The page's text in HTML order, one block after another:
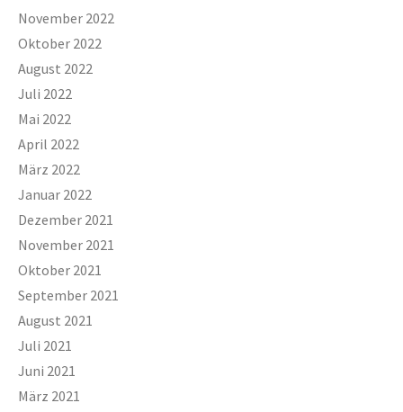
November 2022
Oktober 2022
August 2022
Juli 2022
Mai 2022
April 2022
März 2022
Januar 2022
Dezember 2021
November 2021
Oktober 2021
September 2021
August 2021
Juli 2021
Juni 2021
März 2021